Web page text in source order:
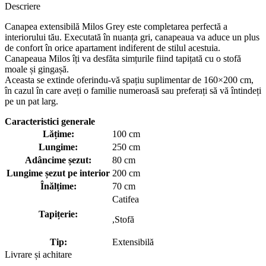
Descriere
Canapea extensibilă Milos Grey este completarea perfectă a
interiorului tău. Executată în nuanța gri, canapeaua va aduce un plus
de confort în orice apartament indiferent de stilul acestuia.
Canapeaua Milos îți va desfăta simțurile fiind tapițată cu o stofă
moale și gingașă.
Aceasta se extinde oferindu-vă spațiu suplimentar de 160×200 cm,
în cazul în care aveți o familie numeroasă sau preferați să vă întindeți
pe un pat larg.
Caracteristici generale
Lățime:
100 cm
Lungime:
250 cm
Adâncime șezut:
80 cm
Lungime șezut pe interior 200 cm
Înălțime:
70 cm
Tapițerie:
Catifea
,Stofă
Tip:
Extensibilă
Livrare și achitare